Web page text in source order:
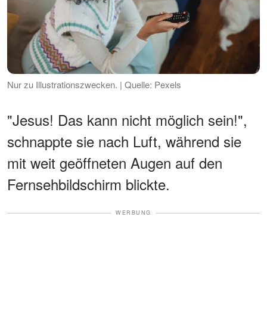
Nur zu Illustrationszwecken. | Quelle: Pexels
"Jesus! Das kann nicht möglich sein!",
schnappte sie nach Luft, während sie
mit weit geöffneten Augen auf den
Fernsehbildschirm blickte.
WERBUNG